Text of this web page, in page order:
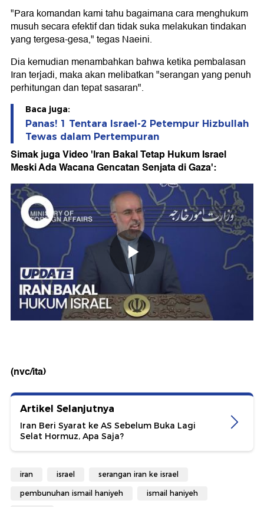
"Para komandan kami tahu bagaimana cara menghukum
musuh secara efektif dan tidak suka melakukan tindakan
yang tergesa-gesa," tegas Naeini.
Dia kemudian menambahkan bahwa ketika pembalasan
Iran terjadi, maka akan melibatkan "serangan yang penuh
perhitungan dan tepat sasaran".
Baca juga:
Panas! 1 Tentara Israel-2 Petempur Hizbullah
Tewas dalam Pertempuran
Simak juga Video 'Iran Bakal Tetap Hukum Israel
Meski Ada Wacana Gencatan Senjata di Gaza':
(nvc/ita)
Artikel Selanjutnya
Iran Beri Syarat ke AS Sebelum Buka Lagi
Selat Hormuz, Apa Saja?
iran israel serangan iran ke israel
pembunuhan ismail haniyeh ismail haniyeh